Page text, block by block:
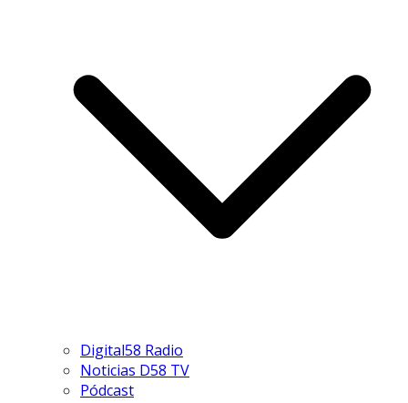
Digital58 Radio
Noticias D58 TV
Pódcast